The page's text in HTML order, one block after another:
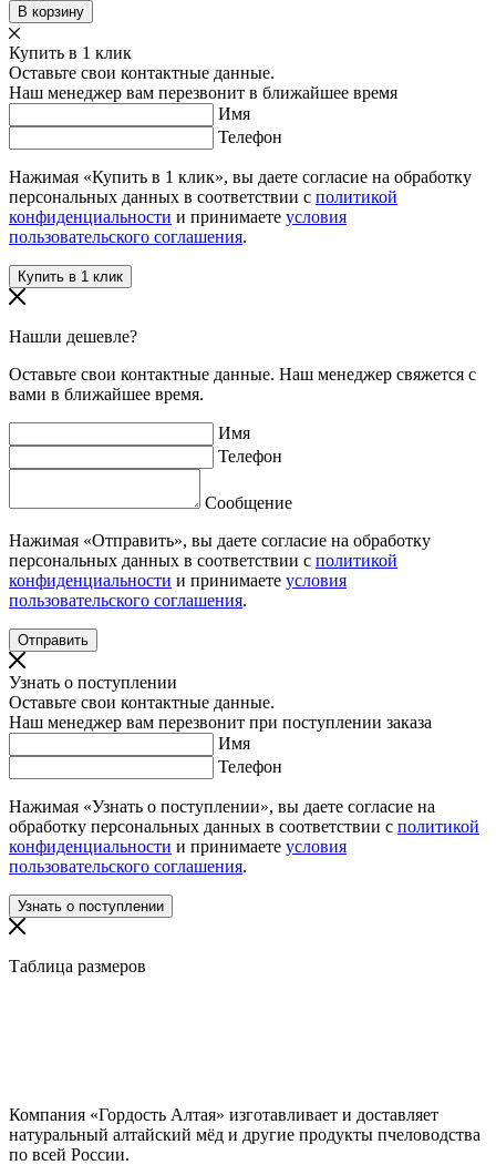
В корзину
Купить в 1 клик
Оставьте свои контактные данные.
Наш менеджер вам перезвонит в ближайшее время
Имя
Телефон
Нажимая «Купить в 1 клик», вы даете согласие на обработку
персональных данных в соответствии с политикой
конфиденциальности и принимаете условия
пользовательского соглашения.
Нашли дешевле?
Оставьте свои контактные данные. Наш менеджер свяжется с
вами в ближайшее время.
Имя
Телефон
Сообщение
Нажимая «Отправить», вы даете согласие на обработку
персональных данных в соответствии с политикой
конфиденциальности и принимаете условия
пользовательского соглашения.
Узнать о поступлении
Оставьте свои контактные данные.
Наш менеджер вам перезвонит при поступлении заказа
Имя
Телефон
Нажимая «Узнать о поступлении», вы даете согласие на
обработку персональных данных в соответствии с политикой
конфиденциальности и принимаете условия
пользовательского соглашения.
Таблица размеров
Компания «Гордость Алтая» изготавливает и доставляет
натуральный алтайский мёд и другие продукты пчеловодства
по всей России.